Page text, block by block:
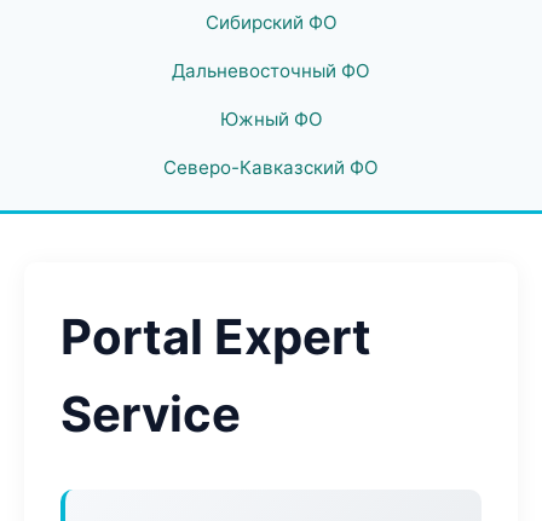
Сибирский ФО
Дальневосточный ФО
Южный ФО
Северо-Кавказский ФО
Portal Expert
Service